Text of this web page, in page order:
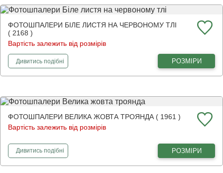
ФОТОШПАЛЕРИ БІЛЕ ЛИСТЯ НА ЧЕРВОНОМУ ТЛІ
( 2168 )
Вартість залежить від розмірів
Дивитисьфотошпалери
подібні РОЗМІРИ
ФОТОШПАЛЕРИ ВЕЛИКА ЖОВТА ТРОЯНДА ( 1961 )
Вартість залежить від розмірів
Дивитисьфотошпалери
подібні РОЗМІРИ